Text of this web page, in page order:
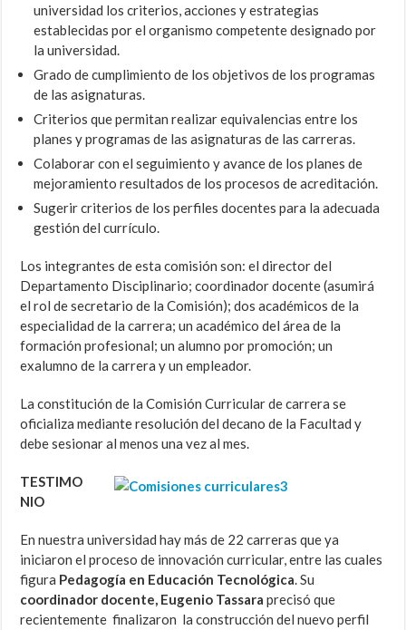
universidad los criterios, acciones y estrategias
establecidas por el organismo competente designado por
la universidad.
Grado de cumplimiento de los objetivos de los programas
de las asignaturas.
Criterios que permitan realizar equivalencias entre los
planes y programas de las asignaturas de las carreras.
Colaborar con el seguimiento y avance de los planes de
mejoramiento resultados de los procesos de acreditación.
Sugerir criterios de los perfiles docentes para la adecuada
gestión del currículo.
Los integrantes de esta comisión son: el director del
Departamento Disciplinario; coordinador docente (asumirá
el rol de secretario de la Comisión); dos académicos de la
especialidad de la carrera; un académico del área de la
formación profesional; un alumno por promoción; un
exalumno de la carrera y un empleador.
La constitución de la Comisión Curricular de carrera se
oficializa mediante resolución del decano de la Facultad y
debe sesionar al menos una vez al mes.
TESTIMO
NIO
En nuestra universidad hay más de 22 carreras que ya
iniciaron el proceso de innovación curricular, entre las cuales
figura Pedagogía en Educación Tecnológica. Su
coordinador docente, Eugenio Tassara precisó que
recientemente finalizaron la construcción del nuevo perfil